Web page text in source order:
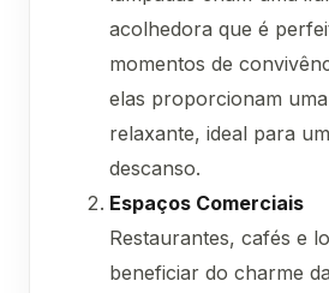
acolhedora que é
momentos de
elas proporcionam
relaxante, ideal para
descanso.
Espaços Comerciais
Restaurantes, cafés e
beneficiar do charme